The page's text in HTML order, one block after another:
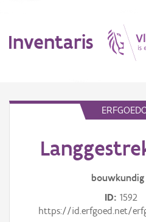
Inventaris
Erfgoedobject
bouwkundig
ID 1592
https://id.erfgoed.net/